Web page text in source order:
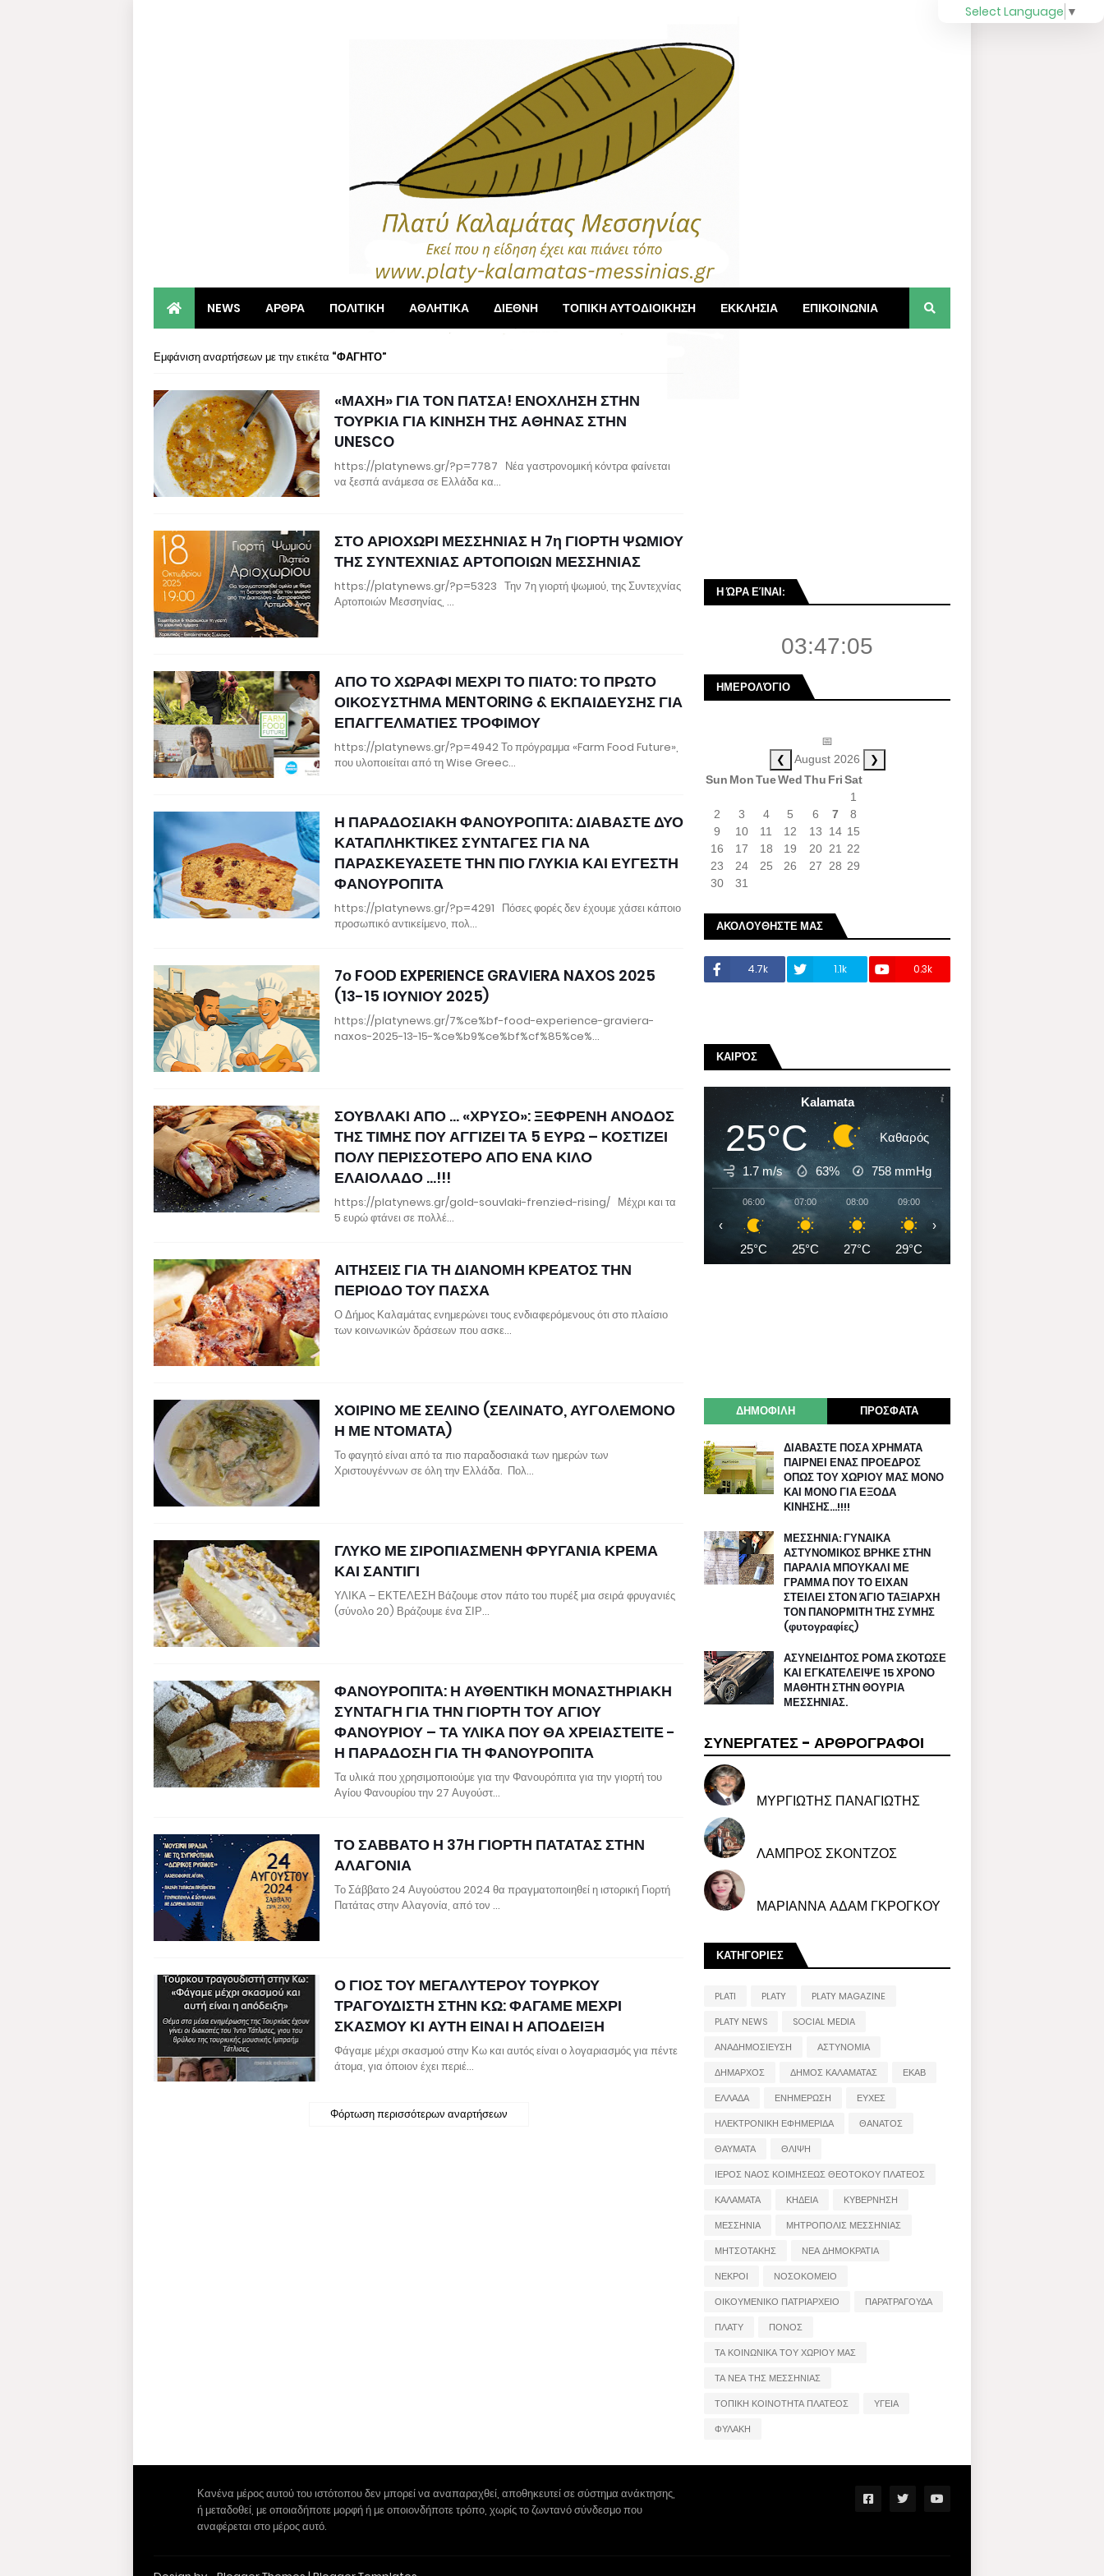
NEWS ΑΡΘΡΑ ΠΟΛΙΤΙΚΗ ΑΘΛΗΤΙΚΑ ΔΙΕΘΝΗ ΤΟΠΙΚΗ ΑΥΤΟΔΙΟΙΚΗΣΗ ΕΚΚΛΗΣΙΑ ΕΠΙΚΟΙΝΩΝΙΑ
Εμφάνιση αναρτήσεων με την ετικέτα ΦΑΓΗΤΟ
«ΜΑΧΗ» ΓΙΑ ΤΟΝ ΠΑΤΣΑ! ΕΝΟΧΛΗΣΗ ΣΤΗΝ
ΤΟΥΡΚΙΑ ΓΙΑ ΚΙΝΗΣΗ ΤΗΣ ΑΘΗΝΑΣ ΣΤΗΝ
UNESCO
https://platynews.gr/?p=7787 Νέα γαστρονομική κόντρα φαίνεται
να ξεσπά ανάμεσα σε Ελλάδα κα…
ΣΤΟ ΑΡΙΟΧΩΡΙ ΜΕΣΣΗΝΙΑΣ Η 7η ΓΙΟΡΤΗ ΨΩΜΙΟΥ
ΤΗΣ ΣΥΝΤΕΧΝΙΑΣ ΑΡΤΟΠΟΙΩΝ ΜΕΣΣΗΝΙΑΣ
https://platynews.gr/?p=5323 Την 7η γιορτή ψωμιού, της Συντεχνίας
Αρτοποιών Μεσσηνίας, …
ΑΠΟ ΤΟ ΧΩΡΑΦΙ ΜΕΧΡΙ ΤΟ ΠΙΑΤΟ: ΤΟ ΠΡΩΤΟ
ΟΙΚΟΣΥΣΤΗΜΑ MENTORING & ΕΚΠΑΙΔΕΥΣΗΣ ΓΙΑ
ΕΠΑΓΓΕΛΜΑΤΙΕΣ ΤΡΟΦΙΜΟΥ
https://platynews.gr/?p=4942 Το πρόγραμμα «Farm Food Future»,
που υλοποιείται από τη Wise Greec…
Η ΠΑΡΑΔΟΣΙΑΚΗ ΦΑΝΟΥΡΟΠΙΤΑ: ΔΙΑΒΑΣΤΕ ΔΥΟ
ΚΑΤΑΠΛΗΚΤΙΚΕΣ ΣΥΝΤΑΓΕΣ ΓΙΑ ΝΑ
ΠΑΡΑΣΚΕΥΑΣΕΤΕ ΤΗΝ ΠΙΟ ΓΛΥΚΙΑ ΚΑΙ ΕΥΓΕΣΤΗ
ΦΑΝΟΥΡΟΠΙΤΑ
https://platynews.gr/?p=4291 Πόσες φορές δεν έχουμε χάσει κάποιο
προσωπικό αντικείμενο, πολ…
7ο FOOD EXPERIENCE GRAVIERA NAXOS 2025
(13-15 ΙΟΥΝΙΟΥ 2025)
https://platynews.gr/7%ce%bf-food-experience-graviera-
naxos-2025-13-15-%ce%b9%ce%bf%cf%85%ce%…
ΣΟΥΒΛΑΚΙ ΑΠΟ … «ΧΡΥΣΟ»: ΞΕΦΡΕΝΗ ΑΝΟΔΟΣ
ΤΗΣ ΤΙΜΗΣ ΠΟΥ ΑΓΓΙΖΕΙ ΤΑ 5 ΕΥΡΩ – ΚΟΣΤΙΖΕΙ
ΠΟΛΥ ΠΕΡΙΣΣΟΤΕΡΟ ΑΠΟ ΕΝΑ ΚΙΛΟ
ΕΛΑΙΟΛΑΔΟ …!!!
https://platynews.gr/gold-souvlaki-frenzied-rising/ Μέχρι και τα
5 ευρώ φτάνει σε πολλέ…
ΑΙΤΗΣΕΙΣ ΓΙΑ ΤΗ ΔΙΑΝΟΜΗ ΚΡΕΑΤΟΣ ΤΗΝ
ΠΕΡΙΟΔΟ ΤΟΥ ΠΑΣΧΑ
Ο Δήμος Καλαμάτας ενημερώνει τους ενδιαφερόμενους ότι στο πλαίσιο
των κοινωνικών δράσεων που ασκε…
ΧΟΙΡΙΝΟ ΜΕ ΣΕΛΙΝΟ (ΣΕΛΙΝΑΤΟ, ΑΥΓΟΛΕΜΟΝΟ
Η ΜΕ ΝΤΟΜΑΤΑ)
Το φαγητό είναι από τα πιο παραδοσιακά των ημερών των
Χριστουγέννων σε όλη την Ελλάδα. Πολ…
ΓΛΥΚΟ ΜΕ ΣΙΡΟΠΙΑΣΜΕΝΗ ΦΡΥΓΑΝΙΑ ΚΡΕΜΑ
ΚΑΙ ΣΑΝΤΙΓΙ
ΥΛΙΚΑ – ΕΚΤΕΛΕΣΗ Βάζουμε στον πάτο του πυρέξ μια σειρά φρυγανιές
(σύνολο 20) Βράζουμε ένα ΣΙΡ…
ΦΑΝΟΥΡΟΠΙΤΑ: Η ΑΥΘΕΝΤΙΚΗ ΜΟΝΑΣΤΗΡΙΑΚΗ
ΣΥΝΤΑΓΗ ΓΙΑ ΤΗΝ ΓΙΟΡΤΗ ΤΟΥ ΑΓΙΟΥ
ΦΑΝΟΥΡΙΟΥ – ΤΑ ΥΛΙΚΑ ΠΟΥ ΘΑ ΧΡΕΙΑΣΤΕΙΤΕ -
Η ΠΑΡΑΔΟΣΗ ΓΙΑ ΤΗ ΦΑΝΟΥΡΟΠΙΤΑ
Τα υλικά που χρησιμοποιούμε για την Φανουρόπιτα για την γιορτή του
Αγίου Φανουρίου την 27 Αυγούστ…
ΤΟ ΣΑΒΒΑΤΟ Η 37Η ΓΙΟΡΤΗ ΠΑΤΑΤΑΣ ΣΤΗΝ
ΑΛΑΓΟΝΙΑ
Το Σάββατο 24 Αυγούστου 2024 θα πραγματοποιηθεί η ιστορική Γιορτή
Πατάτας στην Αλαγονία, από τον …
Ο ΓΙΟΣ ΤΟΥ ΜΕΓΑΛΥΤΕΡΟΥ ΤΟΥΡΚΟΥ
ΤΡΑΓΟΥΔΙΣΤΗ ΣΤΗΝ ΚΩ: ΦΑΓΑΜΕ ΜΕΧΡΙ
ΣΚΑΣΜΟΥ ΚΙ ΑΥΤΗ ΕΙΝΑΙ Η ΑΠΟΔΕΙΞΗ
Φάγαμε μέχρι σκασμού στην Κω και αυτός είναι ο λογαριασμός για πέντε
άτομα, για όποιον έχει περιέ…
Φόρτωση περισσότερων αναρτήσεων
Select Language ▼
Η ΏΡΑ ΕΊΝΑΙ:
03:47:06
ΗΜΕΡΟΛΌΓΙΟ
📅
❮ August 2026 ❯
Sun MonTueWedThu FriSat
1
2
3 4 5 6 7
8
9
10 11 12 13 14 15
16
17 18 19 20 21
22
23
24 25 26 27 28 29
30
31
ΑΚΟΛΟΥΘΗΣΤΕ ΜΑΣ
4.7k 1.1k 0.3k
ΚΑΙΡΌΣ
Kalamata
25°C Καθαρός
1.7 m/s 63% 758 mmHg
06:00
25°C
07:00
25°C
08:00
27°C
09:00
29°C
‹ ›
ΔΗΜΟΦΙΛΗ ΠΡΟΣΦΑΤΑ
ΔΙΑΒΑΣΤΕ ΠΟΣΑ ΧΡΗΜΑΤΑ
ΠΑΙΡΝΕΙ ΕΝΑΣ ΠΡΟΕΔΡΟΣ
ΟΠΩΣ ΤΟΥ ΧΩΡΙΟΥ ΜΑΣ ΜΟΝΟ
ΚΑΙ ΜΟΝΟ ΓΙΑ ΕΞΟΔΑ
ΚΙΝΗΣΗΣ…!!!!
ΜΕΣΣΗΝΙΑ: ΓΥΝΑΙΚΑ
ΑΣΤΥΝΟΜΙΚΟΣ ΒΡΗΚΕ ΣΤΗΝ
ΠΑΡΑΛΙΑ ΜΠΟΥΚΑΛΙ ΜΕ
ΓΡΑΜΜΑ ΠΟΥ ΤΟ ΕΙΧΑΝ
ΣΤΕΙΛΕΙ ΣΤΟΝ ΆΓΙΟ ΤΑΞΙΑΡΧΗ
ΤΟΝ ΠΑΝΟΡΜΙΤΗ ΤΗΣ ΣΥΜΗΣ
(φυτογραφίες)
ΑΣΥΝΕΙΔΗΤΟΣ ΡΟΜΑ ΣΚΟΤΩΣΕ
ΚΑΙ ΕΓΚΑΤΕΛΕΙΨΕ 15 ΧΡΟΝΟ
ΜΑΘΗΤΗ ΣΤΗΝ ΘΟΥΡΙΑ
ΜΕΣΣΗΝΙΑΣ.
ΣΥΝΕΡΓΑΤΕΣ - ΑΡΘΡΟΓΡΑΦΟΙ
ΜΥΡΓΙΩΤΗΣ ΠΑΝΑΓΙΩΤΗΣ
ΛΑΜΠΡΟΣ ΣΚΟΝΤΖΟΣ
ΜΑΡΙΑΝΝΑ ΑΔΑΜ ΓΚΡΟΓΚΟΥ
ΚΑΤΗΓΟΡΙΕΣ
PLATI PLATY
PLATY MAGAZINE
PLATY NEWS
SOCIAL MEDIA
ΑΝΑΔΗΜΟΣΙΕΥΣΗ
ΑΣΤΥΝΟΜΙΑ
ΔΗΜΑΡΧΟΣ
ΔΗΜΟΣ ΚΑΛΑΜΑΤΑΣ
ΕΚΑΒ
ΕΛΛΑΔΑ
ΕΝΗΜΕΡΩΣΗ
ΕΥΧΕΣ
ΗΛΕΚΤΡΟΝΙΚΗ ΕΦΗΜΕΡΙΔΑ
ΘΑΝΑΤΟΣ
ΘΑΥΜΑΤΑ
ΘΛΙΨΗ
ΙΕΡΟΣ ΝΑΟΣ ΚΟΙΜΗΣΕΩΣ ΘΕΟΤΟΚΟΥ ΠΛΑΤΕΟΣ
ΚΑΛΑΜΑΤΑ
ΚΗΔΕΙΑ
ΚΥΒΕΡΝΗΣΗ
ΜΕΣΣΗΝΙΑ
ΜΗΤΡΟΠΟΛΙΣ ΜΕΣΣΗΝΙΑΣ
ΜΗΤΣΟΤΑΚΗΣ
ΝΕΑ ΔΗΜΟΚΡΑΤΙΑ
ΝΕΚΡΟΙ
ΝΟΣΟΚΟΜΕΙΟ
ΟΙΚΟΥΜΕΝΙΚΟ ΠΑΤΡΙΑΡΧΕΙΟ
ΠΑΡΑΤΡΑΓΟΥΔΑ
ΠΛΑΤΥ
ΠΟΝΟΣ
ΤΑ ΚΟΙΝΩΝΙΚΑ ΤΟΥ ΧΩΡΙΟΥ ΜΑΣ
ΤΑ ΝΕΑ ΤΗΣ ΜΕΣΣΗΝΙΑΣ
ΤΟΠΙΚΗ ΚΟΙΝΟΤΗΤΑ ΠΛΑΤΕΟΣ
ΥΓΕΙΑ
ΦΥΛΑΚΗ
Κανένα μέρος αυτού του ιστότοπου δεν μπορεί να αναπαραχθεί, αποθηκευτεί σε σύστημα ανάκτησης,
ή μεταδοθεί, με οποιαδήποτε μορφή ή με οποιονδήποτε τρόπο, χωρίς το ζωντανό σύνδεσμο που
αναφέρεται στο μέρος αυτό.